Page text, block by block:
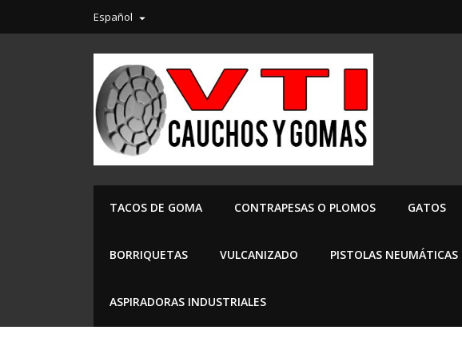
Español 
TACOS DE GOMA CONTRAPESAS O PLOMOS GATOS
BORRIQUETAS VULCANIZADO PISTOLAS NEUMÁTICAS
ASPIRADORAS INDUSTRIALES